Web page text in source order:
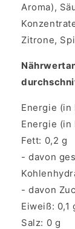
Aroma),
Zitrone,
Energie (in
Energie (in
Fett: 0,2 g
- davon
- davon
Eiweiß: 0,1
Salz: 0 g